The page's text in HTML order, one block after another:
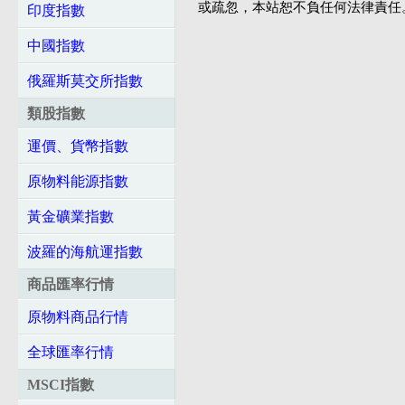
印度指數
中國指數
俄羅斯莫交所指數
類股指數
運價、貨幣指數
原物料能源指數
黃金礦業指數
波羅的海航運指數
商品匯率行情
原物料商品行情
全球匯率行情
MSCI指數
或疏忽，本站恕不負任何法律責任